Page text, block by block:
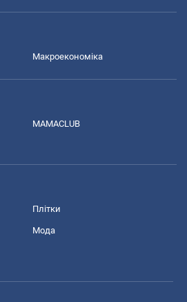
Макроекономіка
MAMACLUB
Плітки
Мода